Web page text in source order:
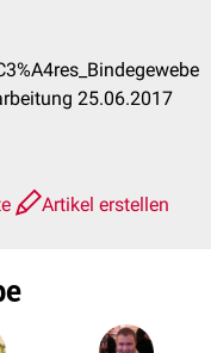
25.06.2017
Artikel erstellen